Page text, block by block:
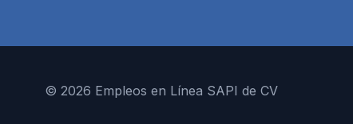
© 2026 Empleos en Línea SAPI de CV